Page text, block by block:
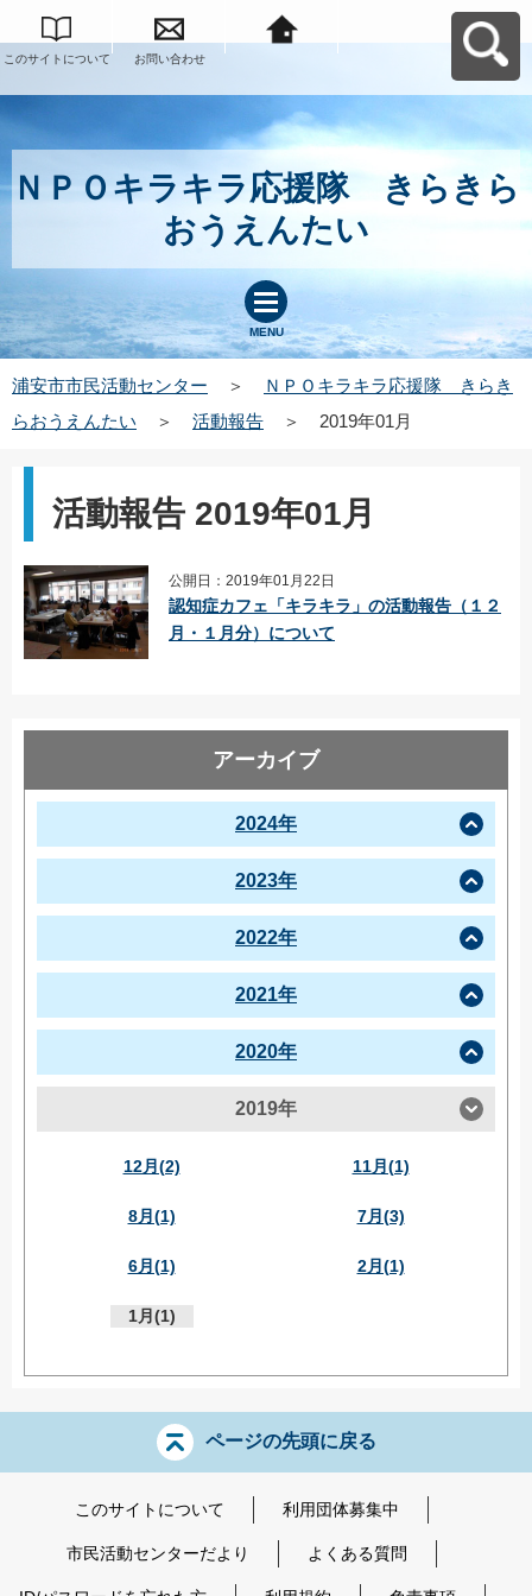
このサイトについて お問い合わせ
ＮＰＯキラキラ応援隊 きらきら
おうえんたい
MENU
浦安市市民活動センター ＞
ＮＰＯキラキラ応援隊 きらき
らおうえんたい
＞ 活動報告 ＞ 2019年01月
活動報告 2019年01月
公開日：2019年01月22日
認知症カフェ「キラキラ」の活動報告（１２
月・１月分）について
アーカイブ
2024年
2023年
2022年
2021年
2020年
2019年
12月(2) 11月(1)
8月(1) 7月(3)
6月(1) 2月(1)
1月(1)
ページの先頭に戻る
このサイトについて 利用団体募集中
市民活動センターだより よくある質問